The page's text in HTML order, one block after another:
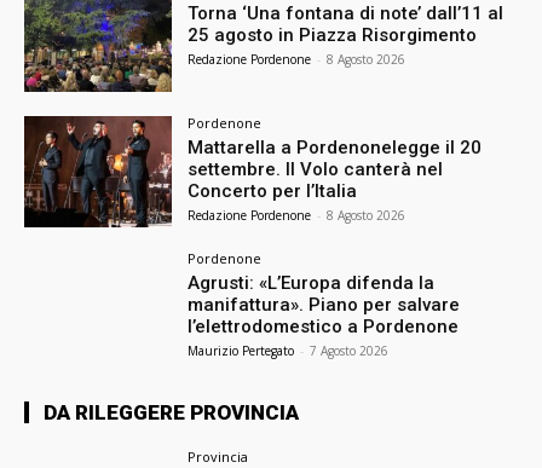
Torna ‘Una fontana di note’ dall’11 al
25 agosto in Piazza Risorgimento
Redazione Pordenone - 8 Agosto 2026
Pordenone
Mattarella a Pordenonelegge il 20
settembre. Il Volo canterà nel
Concerto per l’Italia
Redazione Pordenone - 8 Agosto 2026
Pordenone
Agrusti: «L’Europa difenda la
manifattura». Piano per salvare
l’elettrodomestico a Pordenone
Maurizio Pertegato - 7 Agosto 2026
DA RILEGGERE PROVINCIA
Provincia